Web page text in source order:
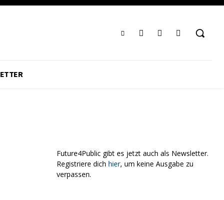
Future4Public gibt es jetzt auch als Newsletter.
Registriere dich hier, um keine Ausgabe zu
verpassen.